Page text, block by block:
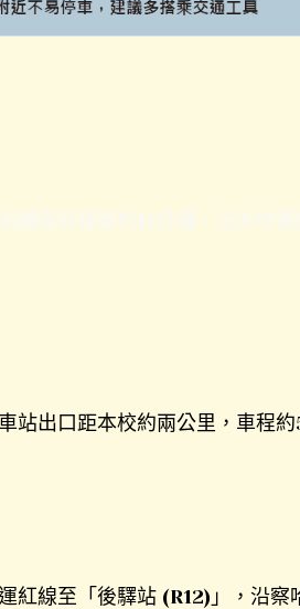
轉搭計程車約17分鐘，沿大中
站出口距本校約兩公里，車程約
紅線至「後驛站 (R12)」，沿察